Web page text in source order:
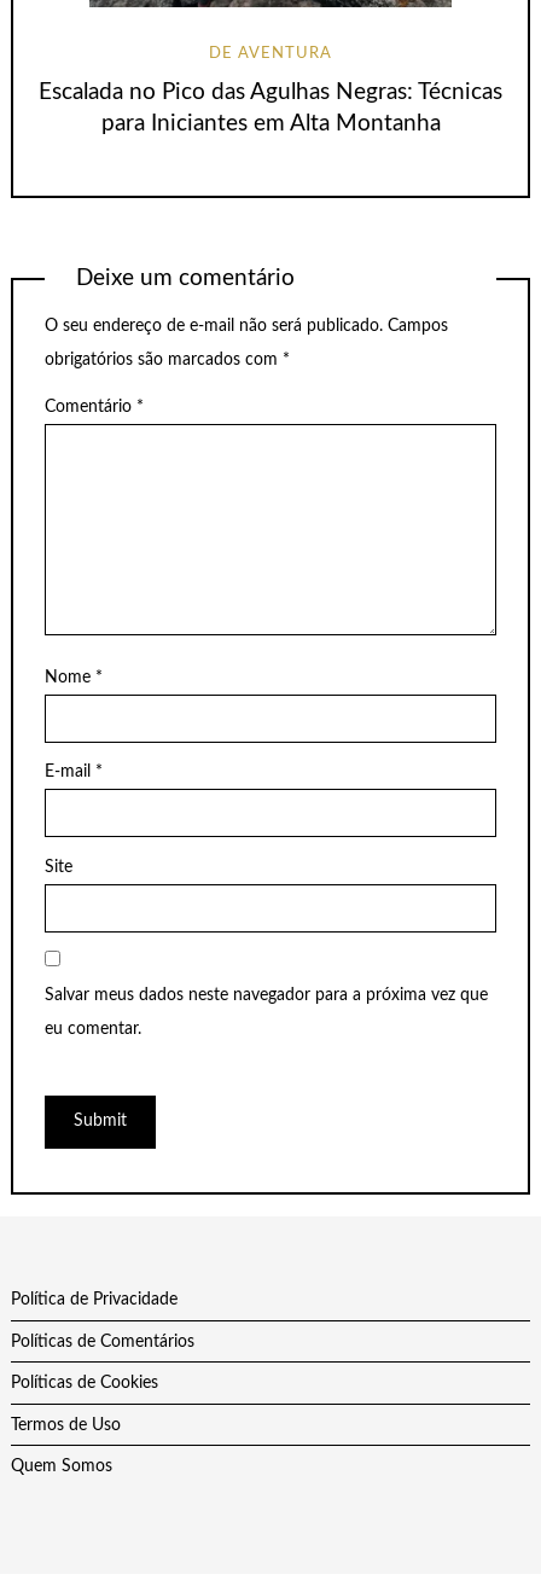
DE AVENTURA
Escalada no Pico das Agulhas Negras: Técnicas
para Iniciantes em Alta Montanha
Deixe um comentário
O seu endereço de e-mail não será publicado. Campos
obrigatórios são marcados com *
Comentário *
Nome *
E-mail *
Site
Salvar meus dados neste navegador para a próxima vez que
eu comentar.
Política de Privacidade
Políticas de Comentários
Políticas de Cookies
Termos de Uso
Quem Somos